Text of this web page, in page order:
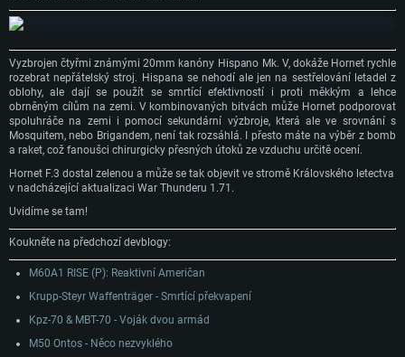
Vyzbrojen čtyřmi známými 20mm kanóny Hispano Mk. V, dokáže Hornet rychle
rozebrat nepřátelský stroj. Hispana se nehodí ale jen na sestřelování letadel z
oblohy, ale dají se použít se smrtící efektivností i proti měkkým a lehce
obrněným cílům na zemi. V kombinovaných bitvách může Hornet podporovat
spoluhráče na zemi i pomocí sekundární výzbroje, která ale ve srovnání s
Mosquitem, nebo Brigandem, není tak rozsáhlá. I přesto máte na výběr z bomb
a raket, což fanoušci chirurgicky přesných útoků ze vzduchu určitě ocení.
Hornet F.3 dostal zelenou a může se tak objevit ve stromě Královského letectva
v nadcházející aktualizaci War Thunderu 1.71.
Uvidíme se tam!
Koukněte na předchozí devblogy:
M60A1 RISE (P): Reaktivní Američan
Krupp-Steyr Waffenträger - Smrtící překvapení
Kpz-70 & MBT-70 - Voják dvou armád
M50 Ontos - Něco nezvyklého